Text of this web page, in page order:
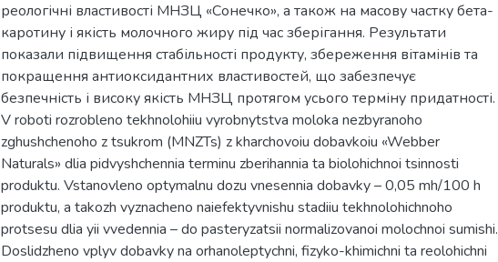
реологічні властивості МНЗЦ «Сонечко», а також на масову частку бета-
каротину і якість молочного жиру під час зберігання. Результати
показали підвищення стабільності продукту, збереження вітамінів та
покращення антиоксидантних властивостей, що забезпечує
безпечність і високу якість МНЗЦ протягом усього терміну придатності.
V roboti rozrobleno tekhnolohiiu vyrobnytstva moloka nezbyranoho
zghushchenoho z tsukrom (MNZTs) z kharchovoiu dobavkoiu «Webber
Naturals» dlia pidvyshchennia terminu zberihannia ta biolohichnoi tsinnosti
produktu. Vstanovleno optymalnu dozu vnesennia dobavky – 0,05 mh/100 h
produktu, a takozh vyznacheno naiefektyvnishu stadiiu tekhnolohichnoho
protsesu dlia yii vvedennia – do pasteryzatsii normalizovanoi molochnoi sumishi.
Doslidzheno vplyv dobavky na orhanoleptychni, fizyko-khimichni ta reolohichni